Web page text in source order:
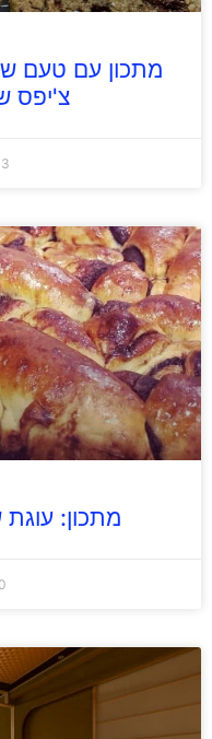
מתכון עם טעם
צ'יפס
13
מתכון: עוגת
10